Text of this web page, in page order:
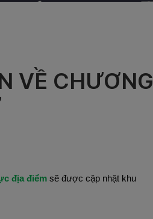
VỀ CHƯƠNG
địa điểm sẽ được cập nhật khu